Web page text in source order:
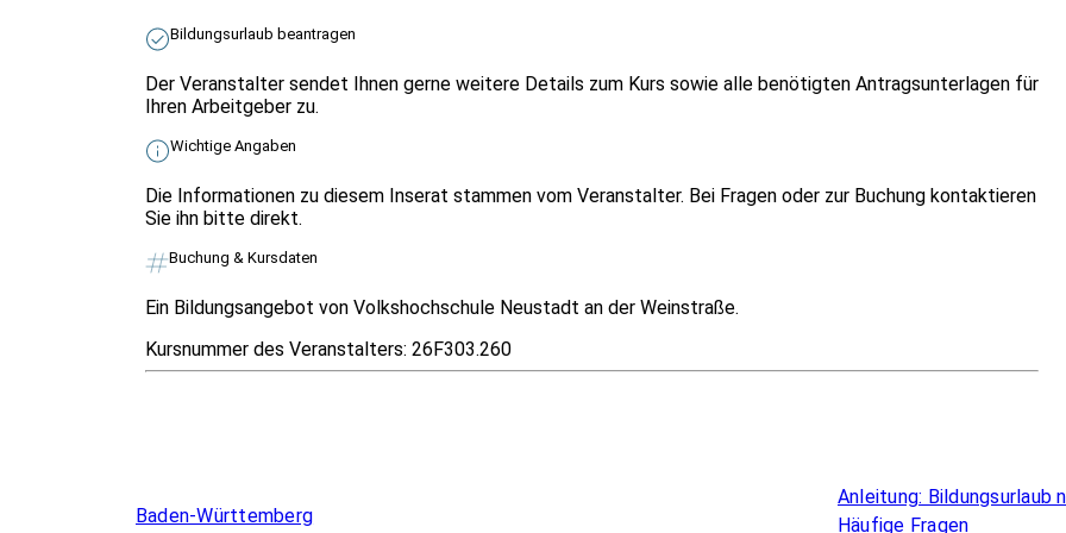
Bildungsurlaub beantragen
Der Veranstalter sendet Ihnen gerne weitere Details zum Kurs sowie alle benötigten Antragsunterlagen für
Ihren Arbeitgeber zu.
Wichtige Angaben
Die Informationen zu diesem Inserat stammen vom Veranstalter. Bei Fragen oder zur Buchung kontaktieren
Sie ihn bitte direkt.
Buchung & Kursdaten
Ein Bildungsangebot von Volkshochschule Neustadt an der Weinstraße.
Kursnummer des Veranstalters: 26F303.260
Baden-Württemberg
Anleitung: Bildungsurlaub
Häufige Fragen